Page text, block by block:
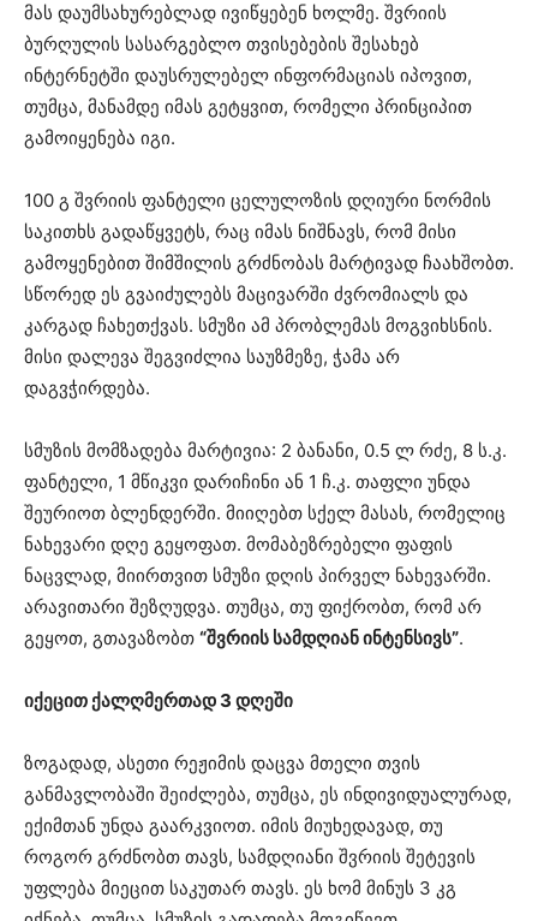
მას დაუმსახურებლად ივიწყებენ ხოლმე. შვრიის
ბურღულის სასარგებლო თვისებების შესახებ
ინტერნეტში დაუსრულებელ ინფორმაციას იპოვით,
თუმცა, მანამდე იმას გეტყვით, რომელი პრინციპით
გამოიყენება იგი.
100 გ შვრიის ფანტელი ცელულოზის დღიური ნორმის
საკითხს გადაწყვეტს, რაც იმას ნიშნავს, რომ მისი
გამოყენებით შიმშილის გრძნობას მარტივად ჩაახშობთ.
სწორედ ეს გვაიძულებს მაცივარში ძვრომიალს და
კარგად ჩახეთქვას. სმუზი ამ პრობლემას მოგვიხსნის.
მისი დალევა შეგვიძლია საუზმეზე, ჭამა არ
დაგვჭირდება.
სმუზის მომზადება მარტივია: 2 ბანანი, 0.5 ლ რძე, 8 ს.კ.
ფანტელი, 1 მწიკვი დარიჩინი ან 1 ჩ.კ. თაფლი უნდა
შეურიოთ ბლენდერში. მიიღებთ სქელ მასას, რომელიც
ნახევარი დღე გეყოფათ. მომაბეზრებელი ფაფის
ნაცვლად, მიირთვით სმუზი დღის პირველ ნახევარში.
არავითარი შეზღუდვა. თუმცა, თუ ფიქრობთ, რომ არ
გეყოთ, გთავაზობთ “შვრიის სამდღიან ინტენსივს”.
იქეცით ქალღმერთად 3 დღეში
ზოგადად, ასეთი რეჟიმის დაცვა მთელი თვის
განმავლობაში შეიძლება, თუმცა, ეს ინდივიდუალურად,
ექიმთან უნდა გაარკვიოთ. იმის მიუხედავად, თუ
როგორ გრძნობთ თავს, სამდღიანი შვრიის შეტევის
უფლება მიეცით საკუთარ თავს. ეს ხომ მინუს 3 კგ